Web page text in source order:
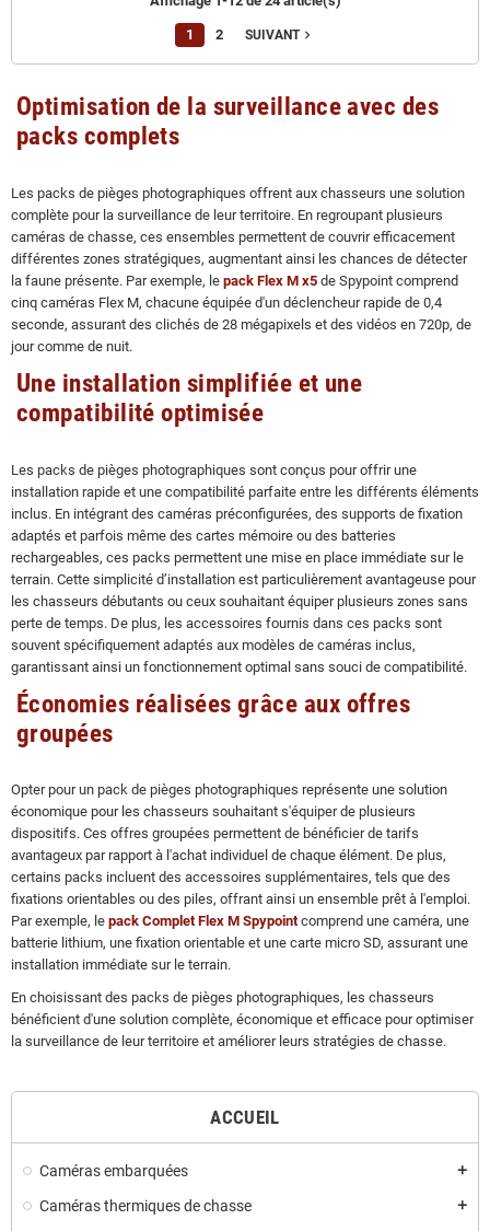
ACCUEIL
Caméras embarquées add
Caméras thermiques de chasse add
1 2 SUIVANTnavigate_next
Optimisation de la surveillance avec des
packs complets
Les packs de pièges photographiques offrent aux chasseurs une solution
complète pour la surveillance de leur territoire. En regroupant plusieurs
caméras de chasse, ces ensembles permettent de couvrir efficacement
différentes zones stratégiques, augmentant ainsi les chances de détecter
la faune présente. Par exemple, le pack Flex M x5 de Spypoint comprend
cinq caméras Flex M, chacune équipée d'un déclencheur rapide de 0,4
seconde, assurant des clichés de 28 mégapixels et des vidéos en 720p, de
jour comme de nuit.
Une installation simplifiée et une
compatibilité optimisée
Les packs de pièges photographiques sont conçus pour offrir une
installation rapide et une compatibilité parfaite entre les différents éléments
inclus. En intégrant des caméras préconfigurées, des supports de fixation
adaptés et parfois même des cartes mémoire ou des batteries
rechargeables, ces packs permettent une mise en place immédiate sur le
terrain. Cette simplicité d’installation est particulièrement avantageuse pour
les chasseurs débutants ou ceux souhaitant équiper plusieurs zones sans
perte de temps. De plus, les accessoires fournis dans ces packs sont
souvent spécifiquement adaptés aux modèles de caméras inclus,
garantissant ainsi un fonctionnement optimal sans souci de compatibilité.
Économies réalisées grâce aux offres
groupées
Opter pour un pack de pièges photographiques représente une solution
économique pour les chasseurs souhaitant s'équiper de plusieurs
dispositifs. Ces offres groupées permettent de bénéficier de tarifs
avantageux par rapport à l'achat individuel de chaque élément. De plus,
certains packs incluent des accessoires supplémentaires, tels que des
fixations orientables ou des piles, offrant ainsi un ensemble prêt à l'emploi.
Par exemple, le pack Complet Flex M Spypointcomprend une caméra, une
batterie lithium, une fixation orientable et une carte micro SD, assurant une
installation immédiate sur le terrain.
En choisissant des packs de pièges photographiques, les chasseurs
bénéficient d'une solution complète, économique et efficace pour optimiser
la surveillance de leur territoire et améliorer leurs stratégies de chasse.